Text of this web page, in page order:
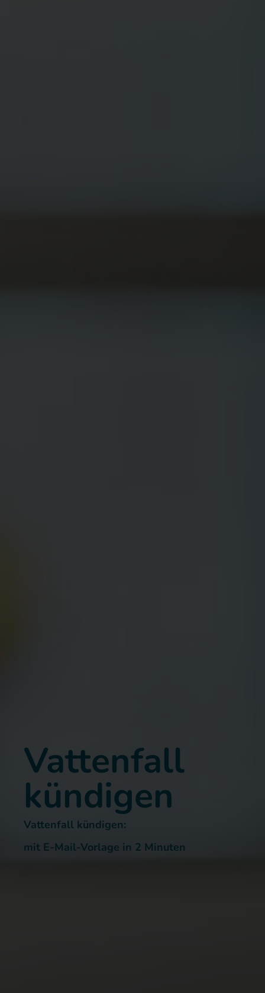
Vattenfall
kündigen
Vattenfall kündigen:
mit E-Mail-Vorlage in 2 Minuten